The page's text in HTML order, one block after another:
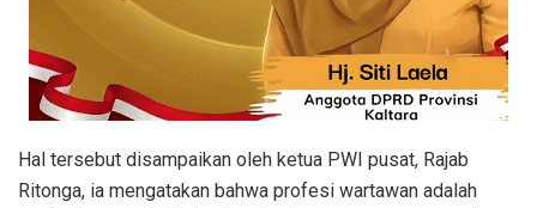
Hal tersebut disampaikan oleh ketua PWI pusat, Rajab
Ritonga, ia mengatakan bahwa profesi wartawan adalah